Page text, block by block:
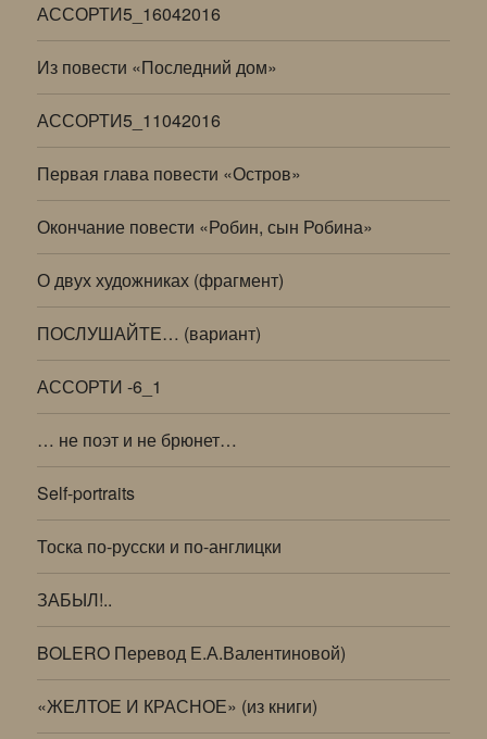
АССОРТИ5_16042016
Из повести «Последний дом»
АССОРТИ5_11042016
Первая глава повести «Остров»
Окончание повести «Робин, сын Робина»
О двух художниках (фрагмент)
ПОСЛУШАЙТЕ… (вариант)
АССОРТИ -6_1
… не поэт и не брюнет…
Self-portraits
Тоска по-русски и по-англицки
ЗАБЫЛ!..
BOLERO Перевод Е.А.Валентиновой)
«ЖЕЛТОЕ И КРАСНОЕ» (из книги)